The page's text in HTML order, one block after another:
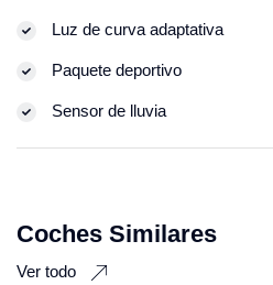
Luz de curva adaptativa
Paquete deportivo
Sensor de lluvia
Coches Similares
Ver todo